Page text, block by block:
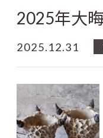
2025年大
2025.12.31